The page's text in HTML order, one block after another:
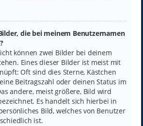
die bei meinem Benutzernamen
können zwei Bilder bei deinem
Eines dieser Bilder ist meist mit
Oft sind dies Sterne, Kästchen
Beitragszahl oder deinen Status im
andere, meist größere, Bild wird
Es handelt sich hierbei in
Bild, welches von Benutzer
ist.